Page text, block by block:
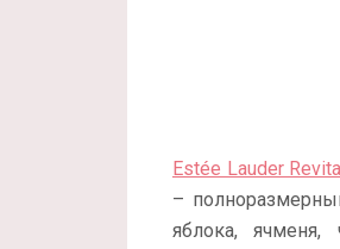
Estée Lauder
–
яблока, ячменя,